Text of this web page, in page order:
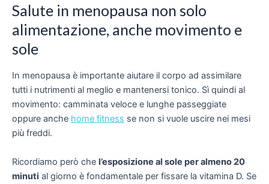
Salute in menopausa non solo
alimentazione, anche movimento e
sole
In menopausa è importante aiutare il corpo ad assimilare
tutti i nutrimenti al meglio e mantenersi tonico. Sì quindi al
movimento: camminata veloce e lunghe passeggiate
oppure anche home fitness se non si vuole uscire nei mesi
più freddi.
Ricordiamo però che l’esposizione al sole per almeno 20
minuti al giorno è fondamentale per fissare la vitamina D. Se